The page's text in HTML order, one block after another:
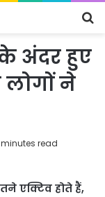
के अंदर हुए
ने
read
एक्टिव होते हैं,